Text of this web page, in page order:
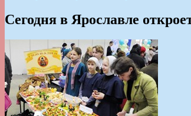
Сегодня в Ярославле